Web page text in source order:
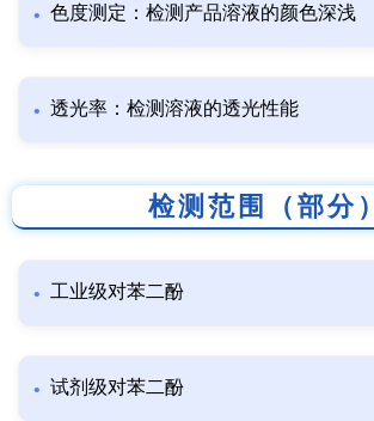
色度测定：检测产品溶液的颜色深浅
透光率：检测溶液的透光性能
检测范围（部分）
工业级对苯二酚
试剂级对苯二酚